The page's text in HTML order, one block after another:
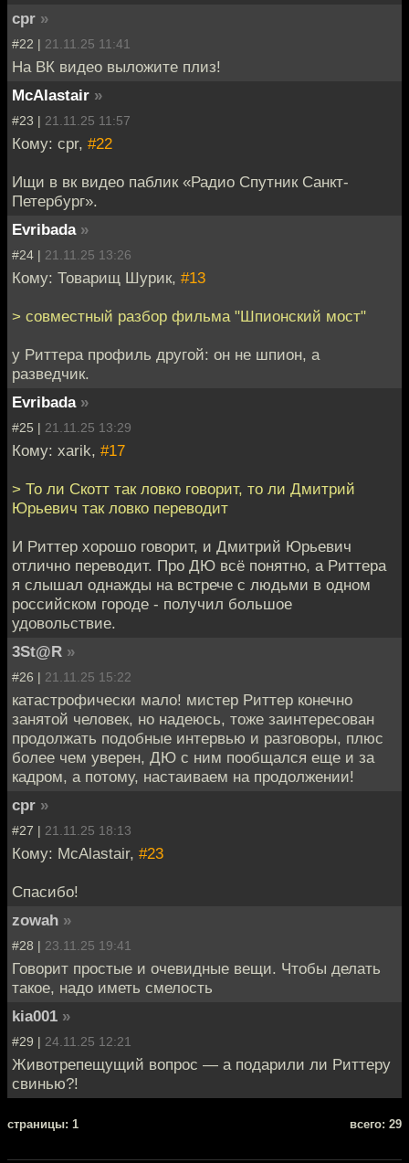
cpr »
#22 | 21.11.25 11:41
На ВК видео выложите плиз!
McAlastair »
#23 | 21.11.25 11:57
Кому: cpr, #22
Ищи в вк видео паблик «Радио Спутник Санкт-
Петербург».
Evribada »
#24 | 21.11.25 13:26
Кому: Товарищ Шурик, #13
> совместный разбор фильма "Шпионский мост"
у Риттера профиль другой: он не шпион, а
разведчик.
Evribada »
#25 | 21.11.25 13:29
Кому: xarik, #17
> То ли Скотт так ловко говорит, то ли Дмитрий
Юрьевич так ловко переводит
И Риттер хорошо говорит, и Дмитрий Юрьевич
отлично переводит. Про ДЮ всё понятно, а Риттера
я слышал однажды на встрече с людьми в одном
российском городе - получил большое
удовольствие.
3St@R »
#26 | 21.11.25 15:22
катастрофически мало! мистер Риттер конечно
занятой человек, но надеюсь, тоже заинтересован
продолжать подобные интервью и разговоры, плюс
более чем уверен, ДЮ с ним пообщался еще и за
кадром, а потому, настаиваем на продолжении!
cpr »
#27 | 21.11.25 18:13
Кому: McAlastair, #23
Спасибо!
zowah »
#28 | 23.11.25 19:41
Говорит простые и очевидные вещи. Чтобы делать
такое, надо иметь смелость
kia001 »
#29 | 24.11.25 12:21
Животрепещущий вопрос — а подарили ли Риттеру
свинью?!
cтраницы: 1 всего: 29